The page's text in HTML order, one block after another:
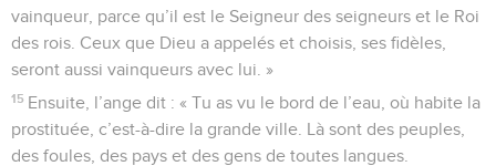
vainqueur, parce qu’il est le Seigneur des seigneurs et le Roi
des rois. Ceux que Dieu a appelés et choisis, ses fidèles,
seront aussi vainqueurs avec lui. »
15 Ensuite, l’ange dit : « Tu as vu le bord de l’eau, où habite la
prostituée, c’est-à-dire la grande ville. Là sont des peuples,
des foules, des pays et des gens de toutes langues.